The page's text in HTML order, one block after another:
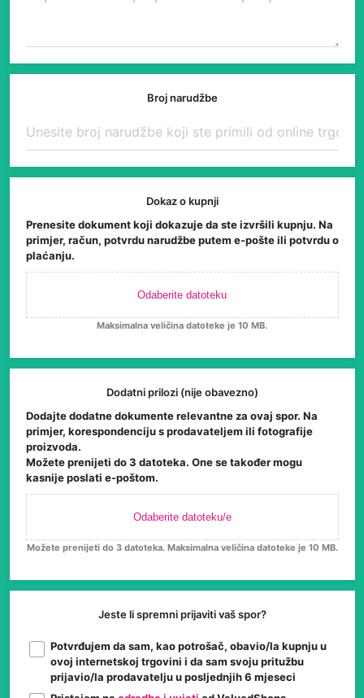
Broj narudžbe
Dokaz o kupnji
Prenesite dokument koji dokazuje da ste izvršili kupnju. Na
primjer, račun, potvrdu narudžbe putem e-pošte ili potvrdu o
plaćanju.
Odaberite datoteku
Maksimalna veličina datoteke je 10 MB.
Dodatni prilozi (nije obavezno)
Dodajte dodatne dokumente relevantne za ovaj spor. Na
primjer, korespondenciju s prodavateljem ili fotografije
proizvoda.
Možete prenijeti do 3 datoteka. One se također mogu
kasnije poslati e-poštom.
Odaberite datoteku/e
Možete prenijeti do 3 datoteka. Maksimalna veličina datoteke je 10 MB.
Jeste li spremni prijaviti vaš spor?
Potvrđujem da sam, kao potrošač, obavio/la kupnju u
ovoj internetskoj trgovini i da sam svoju pritužbu
prijavio/la prodavatelju u posljednjih 6 mjeseci